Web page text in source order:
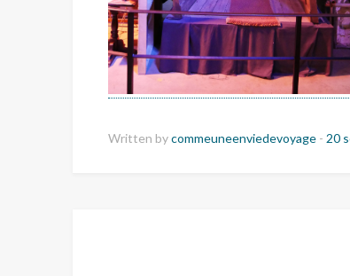
Written bycommeuneenviedevoyage - 20